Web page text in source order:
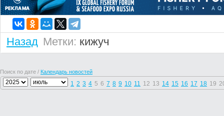
Назад Метки: кижуч
Поиск по дате / Календарь новостей
1 2 3 4 5 6 7 8 9 10 11 12 13 14 15 16 17 18 19